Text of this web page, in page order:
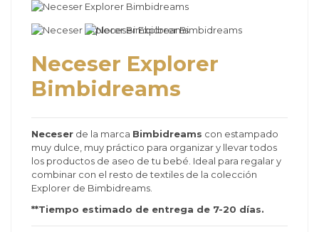
Neceser Explorer
Bimbidreams
Neceser de la marca Bimbidreams con estampado
muy dulce, muy práctico para organizar y llevar todos
los productos de aseo de tu bebé. Ideal para regalar y
combinar con el resto de textiles de la colección
Explorer de Bimbidreams.
**Tiempo estimado de entrega de 7-20 días.